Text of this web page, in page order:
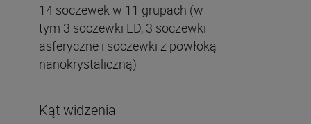
14 soczewek w 11 grupach (w
tym 3 soczewki ED, 3 soczewki
asferyczne i soczewki z powłoką
nanokrystaliczną)
Kąt widzenia